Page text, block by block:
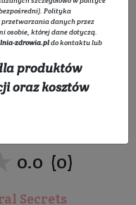
pod
0.0 (0)
Secrets
Polityka
danych przez
osobie, której dane dotyczą.
zdrowia.pldo kontaktu lub
produktów
oraz kosztów